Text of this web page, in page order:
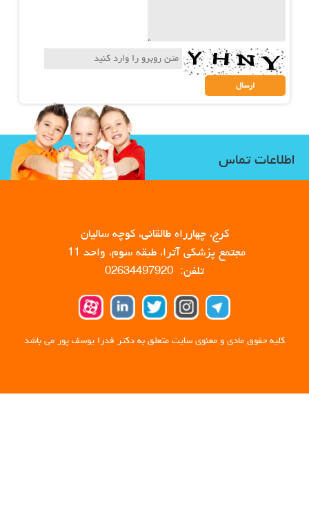
اطلاعات تماس
کرج، چهارراه طالقانی، کوچه سالیان
مجتمع پزشکی آترا، طبقه سوم، واحد 11
تلفن: 02634497920
کلیه حقوق مادی و معنوی سایت متعلق به دکتر فدرا یوسف پور می باشد